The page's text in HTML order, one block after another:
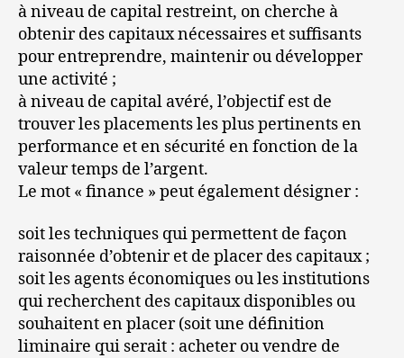
à niveau de capital restreint, on cherche à
obtenir des capitaux nécessaires et suffisants
pour entreprendre, maintenir ou développer
une activité ;
à niveau de capital avéré, l’objectif est de
trouver les placements les plus pertinents en
performance et en sécurité en fonction de la
valeur temps de l’argent.
Le mot « finance » peut également désigner :
soit les techniques qui permettent de façon
raisonnée d’obtenir et de placer des capitaux ;
soit les agents économiques ou les institutions
qui recherchent des capitaux disponibles ou
souhaitent en placer (soit une définition
liminaire qui serait : acheter ou vendre de